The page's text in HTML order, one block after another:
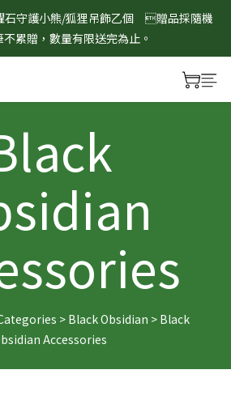
8折起 記得將商品加入購物車查看最終折
扣金額！
石守護小熊/狐狸吊飾乙個　贈品採隨機
累贈，數量有限送完為止。
8折起 記得將商品加入購物車查看最終折
> Black Obsidian > Black
Accessories